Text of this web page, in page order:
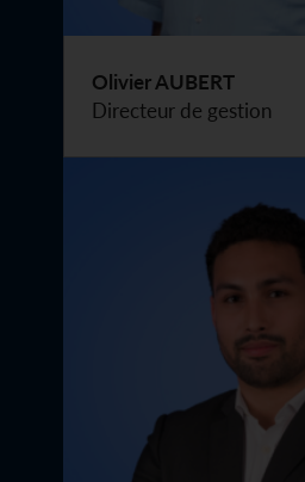
Olivier AUBERT
Directeur de gestion